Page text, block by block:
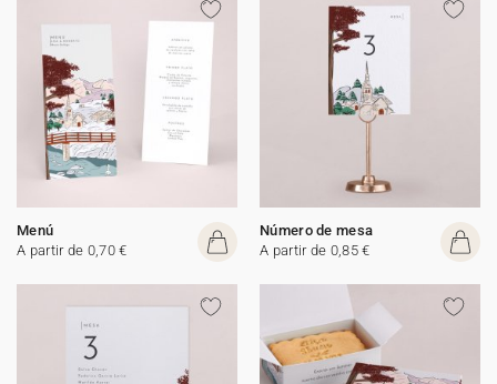
Menú
A partir de 0,70 €
Número de mesa
A partir de 0,85 €